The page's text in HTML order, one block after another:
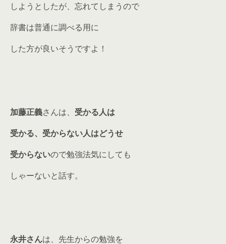
しようとしたが、忘れてしまうので
辞書は普通に調べる用に
した方が良いそうですよ！
加藤正義さんは、 受かる人は
受かる、受からない人はどうせ
受からないので勉強法気にしても
しゃーないと話す。
永井さんは、先生からの勉強を